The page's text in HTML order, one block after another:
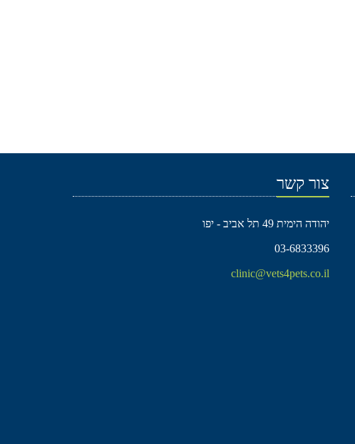
צור קשר
יהודה הימית 49 תל אביב - יפו
03-6833396
clinic@vets4pets.co.il